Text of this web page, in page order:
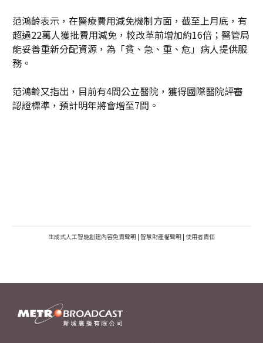
范鴻齡表示，在醫療費用減免機制方面，截至上月底，有
超過22萬人獲批費用減免，較改革前增加約16倍；醫管局
能妥善重新分配資源，為「貧、急、重、危」病人提供服
務。
范鴻齡又指出，目前有4間公立醫院，獲得國際醫院評審
認證標準，預計明年將會增至7間。
生成式人工智能創建內容免責聲明 | 智慧財產權聲明 | 使用者責任